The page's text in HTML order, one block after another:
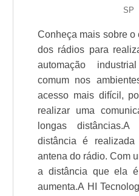
SP
Conheça mais sobre o
dos rádios para
automação
comum nos
acesso mais difícil,
realizar uma
longas distâncias.A
distância é
antena do rádio. Com
a distância que ela
aumenta.A HI